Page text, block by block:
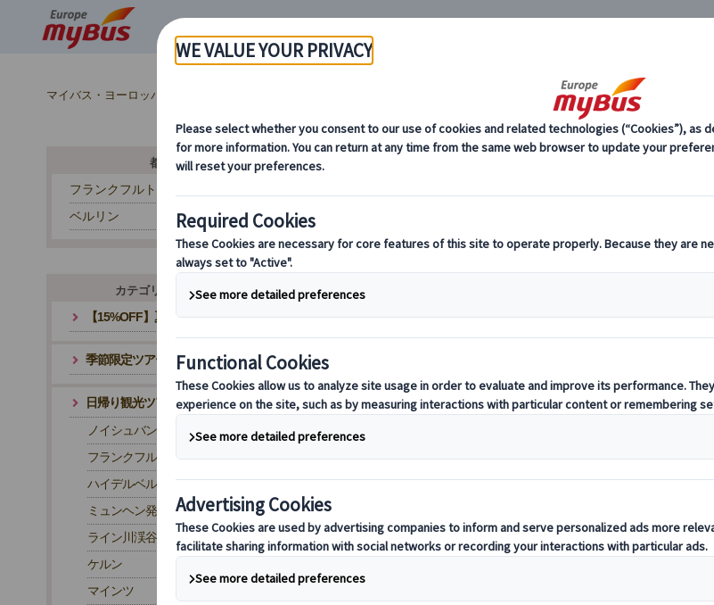
マイバス・ヨーロッパ ミュンヘン発 半日観光 (3)
ミュンヘン半日プライベート観光ツアー。レジデンツ宮殿
と旧市街を日本語ガイド付きで効率よく巡ります。公共交
通機関1日乗車券付き＆ホテル発着で安心のミュンヘン観
都市から探す
フランクフルト
ベルリン
カテゴリ・テーマから探す
【15%OFF】夏旅応援キャンペーン
季節限定ツアー
日帰り観光ツアー
ノイシュバンシュタイン城
フランクフルト発 ローテンブルク
ハイデルベルク
ミュンヘン発 ローテンブルク
ライン川渓谷
ケルン
マインツ